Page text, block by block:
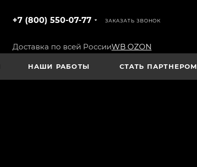
+7 (800) 550-07-77 ЗАКАЗАТЬ ЗВОНОК
Доставка по всей РоссииWB OZON
НАШИ РАБОТЫ СТАТЬ ПАРТНЕРОМ